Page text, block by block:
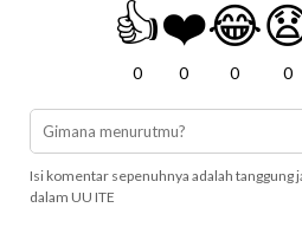
👍
0
❤️
0
😂
0 0
Isi komentar sepenuhnya adalah tanggung
dalam UU ITE